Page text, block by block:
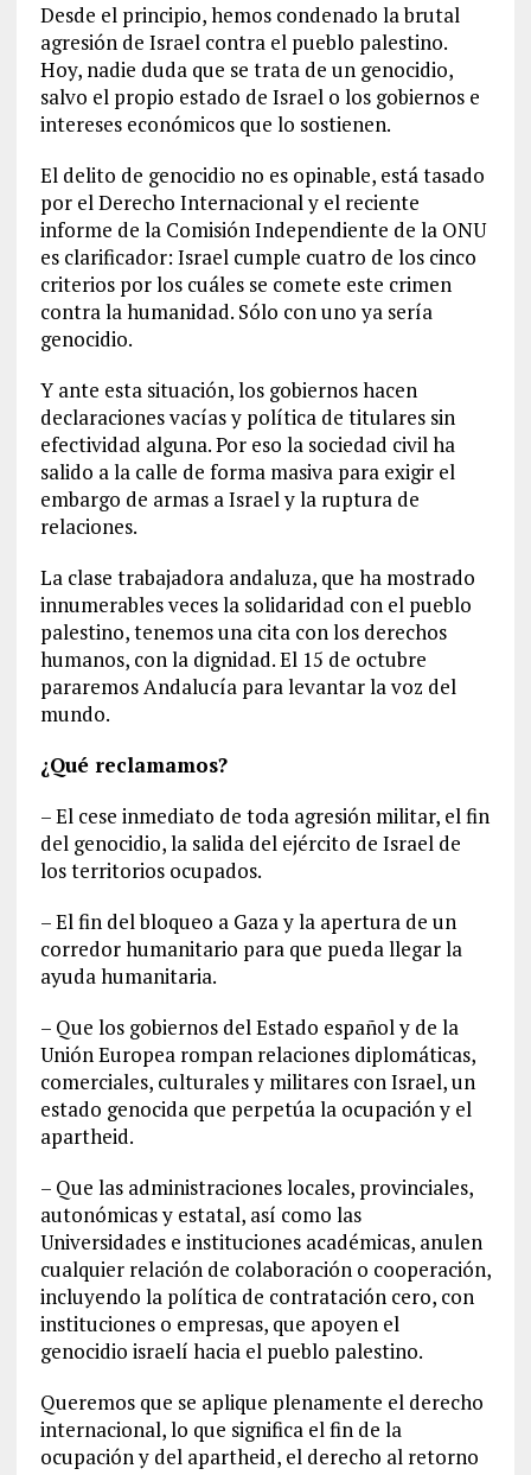
Desde el principio, hemos condenado la brutal
agresión de Israel contra el pueblo palestino.
Hoy, nadie duda que se trata de un genocidio,
salvo el propio estado de Israel o los gobiernos e
intereses económicos que lo sostienen.
El delito de genocidio no es opinable, está tasado
por el Derecho Internacional y el reciente
informe de la Comisión Independiente de la ONU
es clarificador: Israel cumple cuatro de los cinco
criterios por los cuáles se comete este crimen
contra la humanidad. Sólo con uno ya sería
genocidio.
Y ante esta situación, los gobiernos hacen
declaraciones vacías y política de titulares sin
efectividad alguna. Por eso la sociedad civil ha
salido a la calle de forma masiva para exigir el
embargo de armas a Israel y la ruptura de
relaciones.
La clase trabajadora andaluza, que ha mostrado
innumerables veces la solidaridad con el pueblo
palestino, tenemos una cita con los derechos
humanos, con la dignidad. El 15 de octubre
pararemos Andalucía para levantar la voz del
mundo.
¿Qué reclamamos?
– El cese inmediato de toda agresión militar, el fin
del genocidio, la salida del ejército de Israel de
los territorios ocupados.
– El fin del bloqueo a Gaza y la apertura de un
corredor humanitario para que pueda llegar la
ayuda humanitaria.
– Que los gobiernos del Estado español y de la
Unión Europea rompan relaciones diplomáticas,
comerciales, culturales y militares con Israel, un
estado genocida que perpetúa la ocupación y el
apartheid.
– Que las administraciones locales, provinciales,
autonómicas y estatal, así como las
Universidades e instituciones académicas, anulen
cualquier relación de colaboración o cooperación,
incluyendo la política de contratación cero, con
instituciones o empresas, que apoyen el
genocidio israelí hacia el pueblo palestino.
Queremos que se aplique plenamente el derecho
internacional, lo que significa el fin de la
ocupación y del apartheid, el derecho al retorno